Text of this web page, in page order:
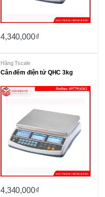
4,340,000₫
Hãng Tscale
Cân đếm điện tử QHC 3kg
4,340,000₫